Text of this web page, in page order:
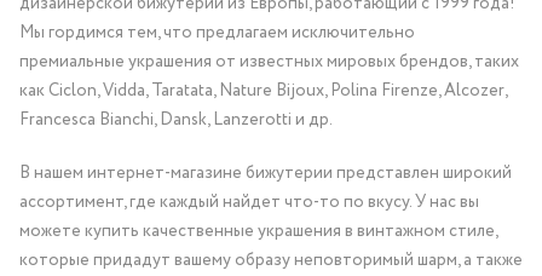
Мы гордимся тем, что предлагаем исключительно
премиальные украшения от известных мировых брендов, таких
как Ciclon, Vidda, Taratata, Nature Bijoux, Polina Firenze, Alcozer,
Francesca Bianchi, Dansk, Lanzerotti и др.
В нашем интернет-магазине бижутерии представлен широкий
ассортимент, где каждый найдет что-то по вкусу. У нас вы
можете купить качественные украшения в винтажном стиле,
которые придадут вашему образу неповторимый шарм, а также